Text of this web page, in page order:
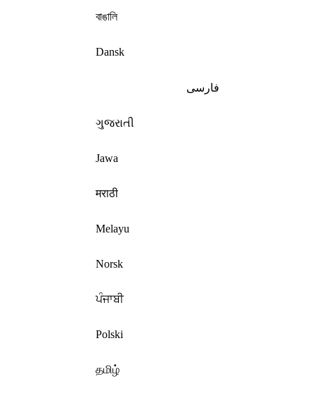
বাঙালি
Dansk
فارسی
ગુજરાતી
Jawa
मराठी
Melayu
Norsk
ਪੰਜਾਬੀ
Polski
தமிழ்